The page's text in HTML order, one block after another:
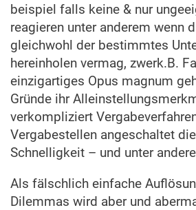
beispiel falls keine & nur
reagieren unter anderem wenn
gleichwohl der bestimmtes
hereinholen vermag, zwerk.B.
einzigartiges Opus magnum
Gründe ihr
verkompliziert
Vergabestellen angeschaltet
Schnelligkeit – und unter
Als fälschlich einfache
Dilemmas wird aber und